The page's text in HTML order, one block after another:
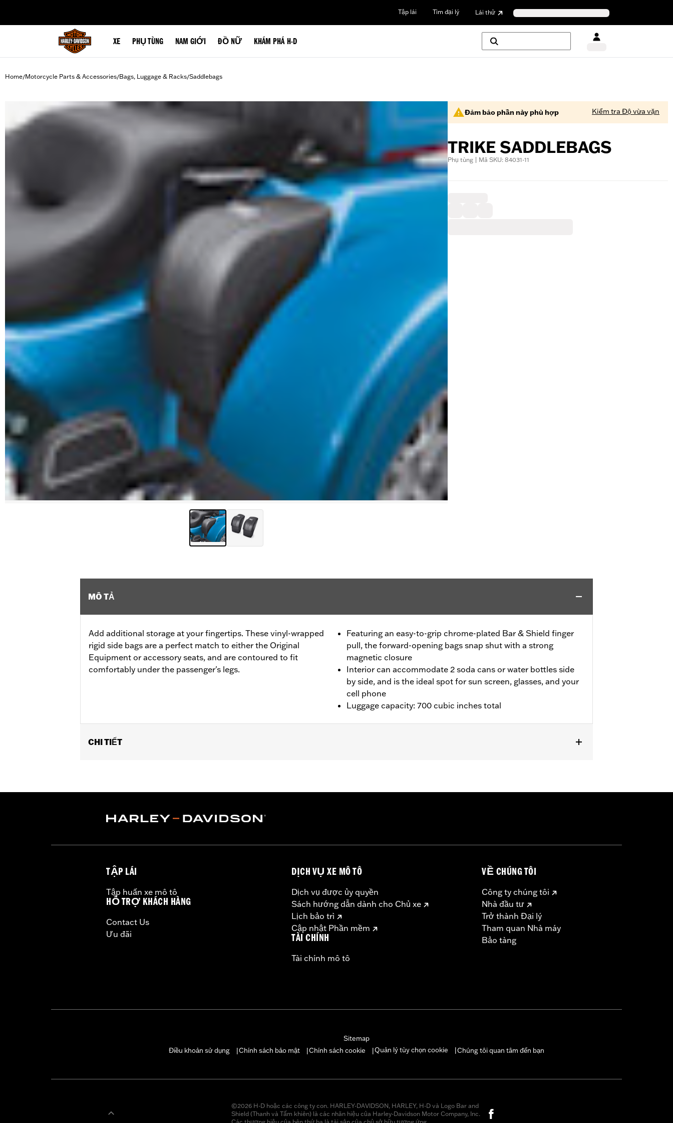
Tập lái Tìm đại lý Lái thử
XE PHỤ TÙNG NAM GIỚI ĐỒ NỮ KHÁM PHÁ H-D
Home/Motorcycle Parts & Accessories/Bags, Luggage & Racks/Saddlebags
Đảm bảo phần này phù hợp Kiểm tra Độ vừa vặn
TRIKE SADDLEBAGS
Phụ tùng | Mã SKU: 84031-11
MÔ TẢ
Add additional storage at your fingertips. These vinyl-wrapped
rigid side bags are a perfect match to either the Original
Equipment or accessory seats, and are contoured to fit
comfortably under the passenger's legs.
Featuring an easy-to-grip chrome-plated Bar & Shield finger
pull, the forward-opening bags snap shut with a strong
magnetic closure
Interior can accommodate 2 soda cans or water bottles side
by side, and is the ideal spot for sun screen, glasses, and your
cell phone
Luggage capacity: 700 cubic inches total
CHI TIẾT
Capacity:700 Cubic inch
Mounting Style:
Rigid
TẬP LÁI
Tập huấn xe mô tô
HỖ TRỢ KHÁCH HÀNG
Contact Us
Ưu đãi
DỊCH VỤ XE MÔ TÔ
Dịch vụ được ủy quyền
Sách hướng dẫn dành cho Chủ xe
Lịch bảo trì
Cập nhật Phần mềm
TÀI CHÍNH
Tài chính mô tô
VỀ CHÚNG TÔI
Công ty chúng tôi
Nhà đầu tư
Trở thành Đại lý
Tham quan Nhà máy
Bảo tàng
Sitemap
Điều khoản sử dụng
Chính sách bảo mật Chính sách cookie Quản lý tùy chọn cookie Chúng tôi quan tâm đến bạn
©2026 H-D hoặc các công ty con. HARLEY-DAVIDSON, HARLEY, H-D và Logo Bar and
Shield (Thanh và Tấm khiên) là các nhãn hiệu của Harley-Davidson Motor Company, Inc.